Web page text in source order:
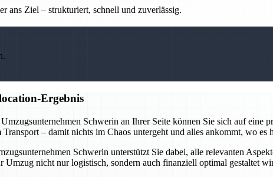
ans Ziel – strukturiert, schnell und zuverlässig.
Ergebnis
Schwerin an Ihrer Seite können Sie sich auf eine
– damit nichts im Chaos untergeht und alles ankommt, wo es
Schwerin unterstützt Sie dabei, alle relevanten
Umzug nicht nur logistisch, sondern auch finanziell optimal gestaltet